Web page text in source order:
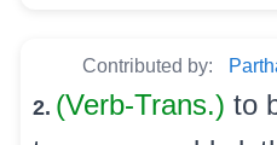
Contributed by:
2. (Verb-Trans.) to